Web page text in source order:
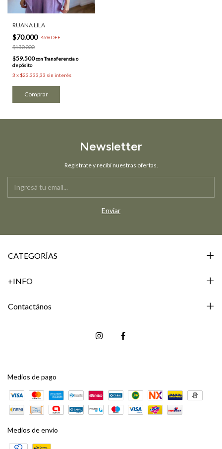
RUANA LILA
$70.000-46%OFF
$130.000
$59.500conTransferencia o
depósito
3 x $23.333,33 sin interés
Newsletter
Registrate y recibí nuestras ofertas.
CATEGORÍAS
+INFO
Contactános
Medios de pago
Medios de envío